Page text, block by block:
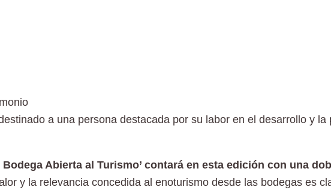
a una persona destacada por su labor en el desarrollo y la
Bodega Abierta al Turismo’ contará en esta edición con una
y la relevancia concedida al enoturismo desde las bodegas es